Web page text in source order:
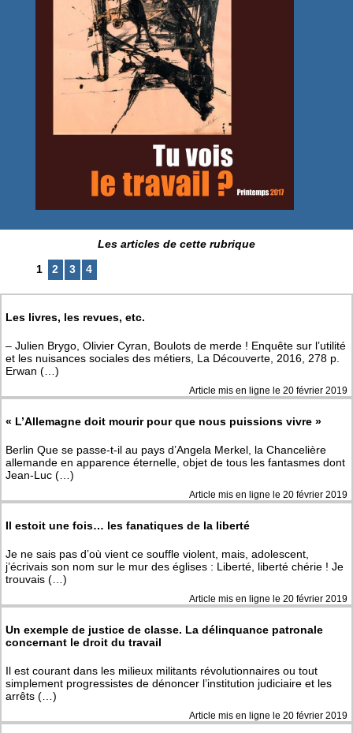
Les articles de cette rubrique
1 2 3 4
Les livres, les revues, etc.
– Julien Brygo, Olivier Cyran, Boulots de merde ! Enquête sur l’utilité
et les nuisances sociales des métiers, La Découverte, 2016, 278 p.
Erwan (…)
Article mis en ligne le 20 février 2019
« L’Allemagne doit mourir pour que nous puissions vivre »
Berlin Que se passe-t-il au pays d’Angela Merkel, la Chancelière
allemande en apparence éternelle, objet de tous les fantasmes dont
Jean-Luc (…)
Article mis en ligne le 20 février 2019
Il estoit une fois… les fanatiques de la liberté
Je ne sais pas d’où vient ce souffle violent, mais, adolescent,
j’écrivais son nom sur le mur des églises : Liberté, liberté chérie ! Je
trouvais (…)
Article mis en ligne le 20 février 2019
Un exemple de justice de classe. La délinquance patronale
concernant le droit du travail
Il est courant dans les milieux militants révolutionnaires ou tout
simplement progressistes de dénoncer l’institution judiciaire et les
arrêts (…)
Article mis en ligne le 20 février 2019